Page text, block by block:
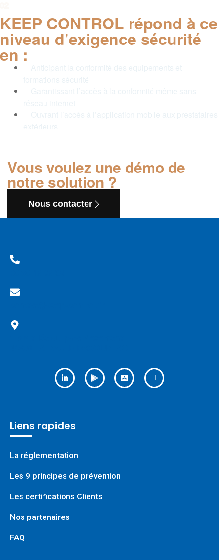
KEEP CONTROL répond à ce
niveau d’exigence sécurité
en :
Vous voulez une démo de
notre solution ?
Nous contacter
Liens rapides
La réglementation
Les 9 principes de prévention
Les certifications Clients
Nos partenaires
FAQ